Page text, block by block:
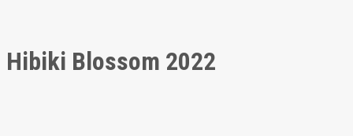
Hibiki Blossom 2022